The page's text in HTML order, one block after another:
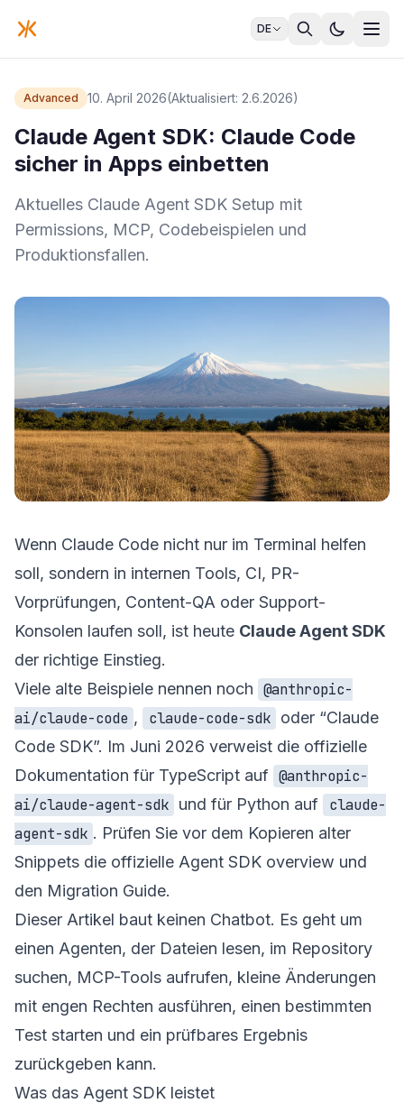
DE
Advanced 10. April 2026(Aktualisiert: 2.6.2026)
Claude Agent SDK: Claude Code
sicher in Apps einbetten
Aktuelles Claude Agent SDK Setup mit
Permissions, MCP, Codebeispielen und
Produktionsfallen.
Wenn Claude Code nicht nur im Terminal helfen
soll, sondern in internen Tools, CI, PR-
Vorprüfungen, Content-QA oder Support-
Konsolen laufen soll, ist heute Claude Agent SDK
der richtige Einstieg.
Viele alte Beispiele nennen noch @anthropic-
ai/claude-code , claude-code-sdk oder “Claude
Code SDK”. Im Juni 2026 verweist die offizielle
Dokumentation für TypeScript auf @anthropic-
ai/claude-agent-sdk und für Python auf
claude-
agent-sdk . Prüfen Sie vor dem Kopieren alter
Snippets die offizielle Agent SDK overview und
den Migration Guide.
Dieser Artikel baut keinen Chatbot. Es geht um
einen Agenten, der Dateien lesen, im Repository
suchen, MCP-Tools aufrufen, kleine Änderungen
mit engen Rechten ausführen, einen bestimmten
Test starten und ein prüfbares Ergebnis
zurückgeben kann.
Was das Agent SDK leistet